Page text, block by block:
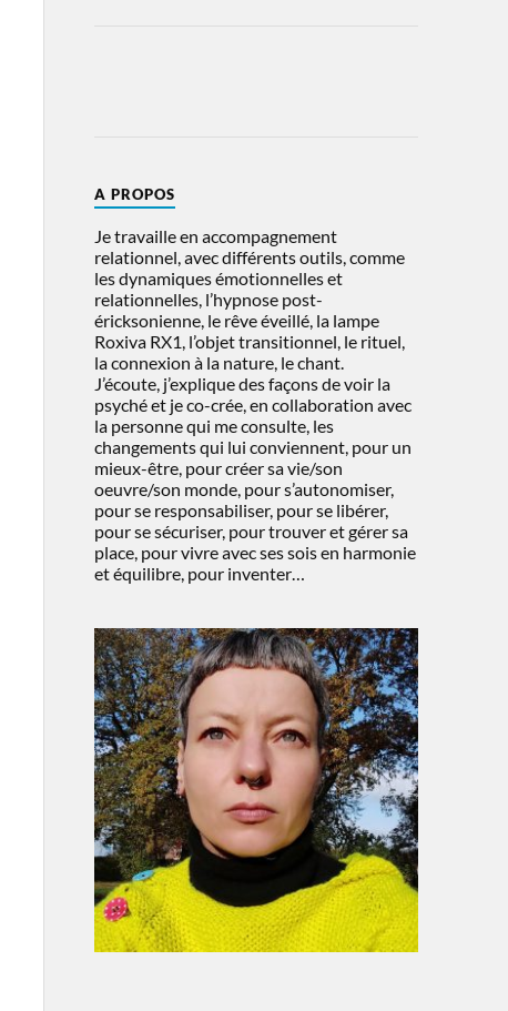
A PROPOS
Je travaille en accompagnement
relationnel, avec différents outils, comme
les dynamiques émotionnelles et
relationnelles, l’hypnose post-
éricksonienne, le rêve éveillé, la lampe
Roxiva RX1, l’objet transitionnel, le rituel,
la connexion à la nature, le chant.
J’écoute, j’explique des façons de voir la
psyché et je co-crée, en collaboration avec
la personne qui me consulte, les
changements qui lui conviennent, pour un
mieux-être, pour créer sa vie/son
oeuvre/son monde, pour s’autonomiser,
pour se responsabiliser, pour se libérer,
pour se sécuriser, pour trouver et gérer sa
place, pour vivre avec ses sois en harmonie
et équilibre, pour inventer…